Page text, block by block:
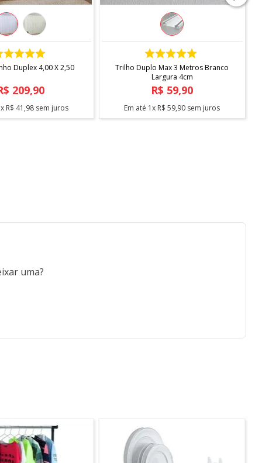
COMPRAR
Duplex 4,00 X 2,50
209,90
x R$ 41,98 sem juros
COMPRAR
Trilho Duplo Max 3 Metros Branco
Largura 4cm
R$ 59,90
Em até 1x R$ 59,90 sem juros
uma?